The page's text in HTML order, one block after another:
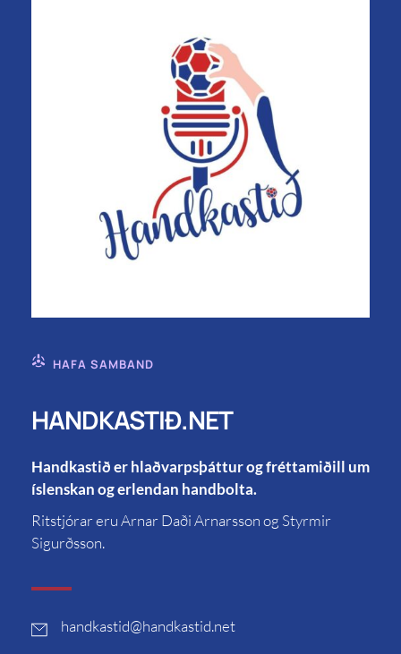
HAFA SAMBAND
HANDKASTIÐ.NET
Handkastið er hlaðvarpsþáttur og fréttamiðill um
íslenskan og erlendan handbolta.
Ritstjórar eru Arnar Daði Arnarsson og Styrmir
Sigurðsson.
handkastid@handkastid.net